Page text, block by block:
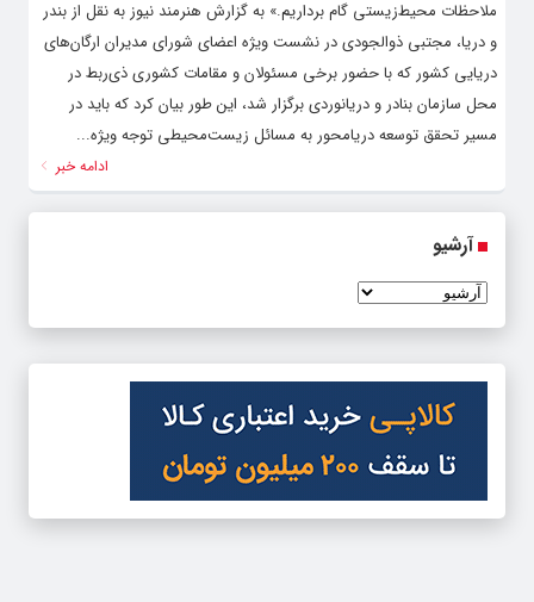
ملاحظات محیط‌زیستی گام برداریم.» به گزارش هنرمند نیوز به نقل از بندر
و دریا، مجتبی ذوالجودی در نشست ویژه اعضای شورای مدیران ارگان‌های
دریایی کشور که با حضور برخی مسئولان و مقامات کشوری ذی‌ربط در
محل سازمان بنادر و دریانوردی برگزار شد، این طور بیان کرد که باید در
مسیر تحقق توسعه دریامحور به مسائل زیست‌محیطی توجه ویژه...
ادامه خبر
آرشیو